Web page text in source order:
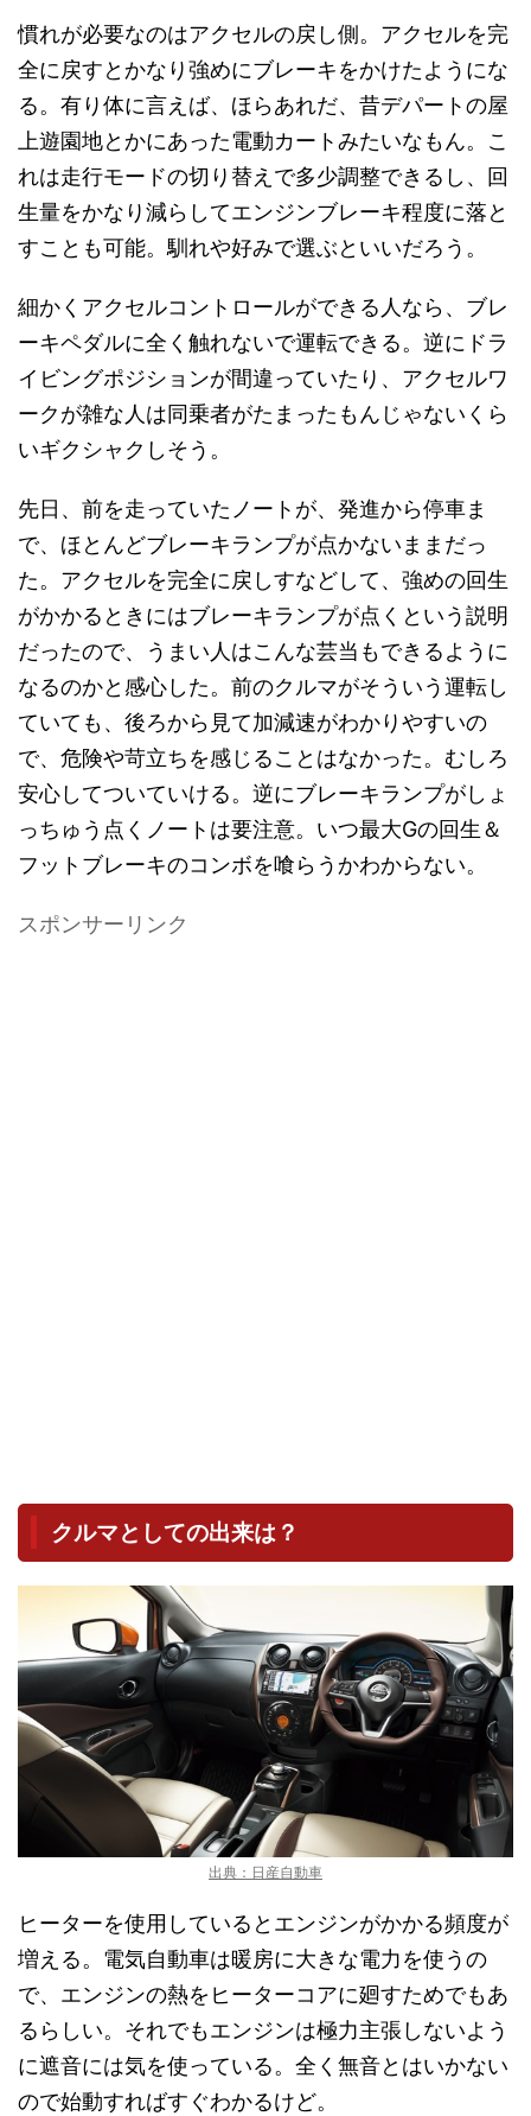
慣れが必要なのはアクセルの戻し側。アクセルを完
全に戻すとかなり強めにブレーキをかけたようにな
る。 有り体に言えば、ほらあれだ、昔デパートの屋
上遊園地とかにあった電動カートみたいなもん。こ
れは走行モードの切り替えで多少調整できるし、回
生量をかなり減らしてエンジンブレーキ程度に落と
すことも可能。馴れや好みで選ぶといいだろう。
細かくアクセルコントロールができる人なら、ブレ
ーキペダルに全く触れないで運転できる。逆にドラ
イビングポジションが間違っていたり、アクセルワ
ークが雑な人は同乗者がたまったもんじゃないくら
いギクシャクしそう。
先日、前を走っていたノートが、発進から停車ま
で、ほとんどブレーキランプが点かないままだっ
た。アクセルを完全に戻しすなどして、強めの回生
がかかるときにはブレーキランプが点くという説明
だったので、うまい人はこんな芸当もできるように
なるのかと感心した。前のクルマがそういう運転し
ていても、後ろから見て加減速がわかりやすいの
で、危険や苛立ちを感じることはなかった。むしろ
安心してついていける。逆にブレーキランプがしょ
っちゅう点くノートは要注意。いつ最大Gの回生＆
フットブレーキのコンボを喰らうかわからない。
スポンサーリンク
クルマとしての出来は？
出典：日産自動車
ヒーターを使用しているとエンジンがかかる頻度が
増える。電気自動車は暖房に大きな電力を使うの
で、エンジンの熱をヒーターコアに廻すためでもあ
るらしい。それでもエンジンは極力主張しないよう
に遮音には気を使っている。全く無音とはいかない
ので始動すればすぐわかるけど。